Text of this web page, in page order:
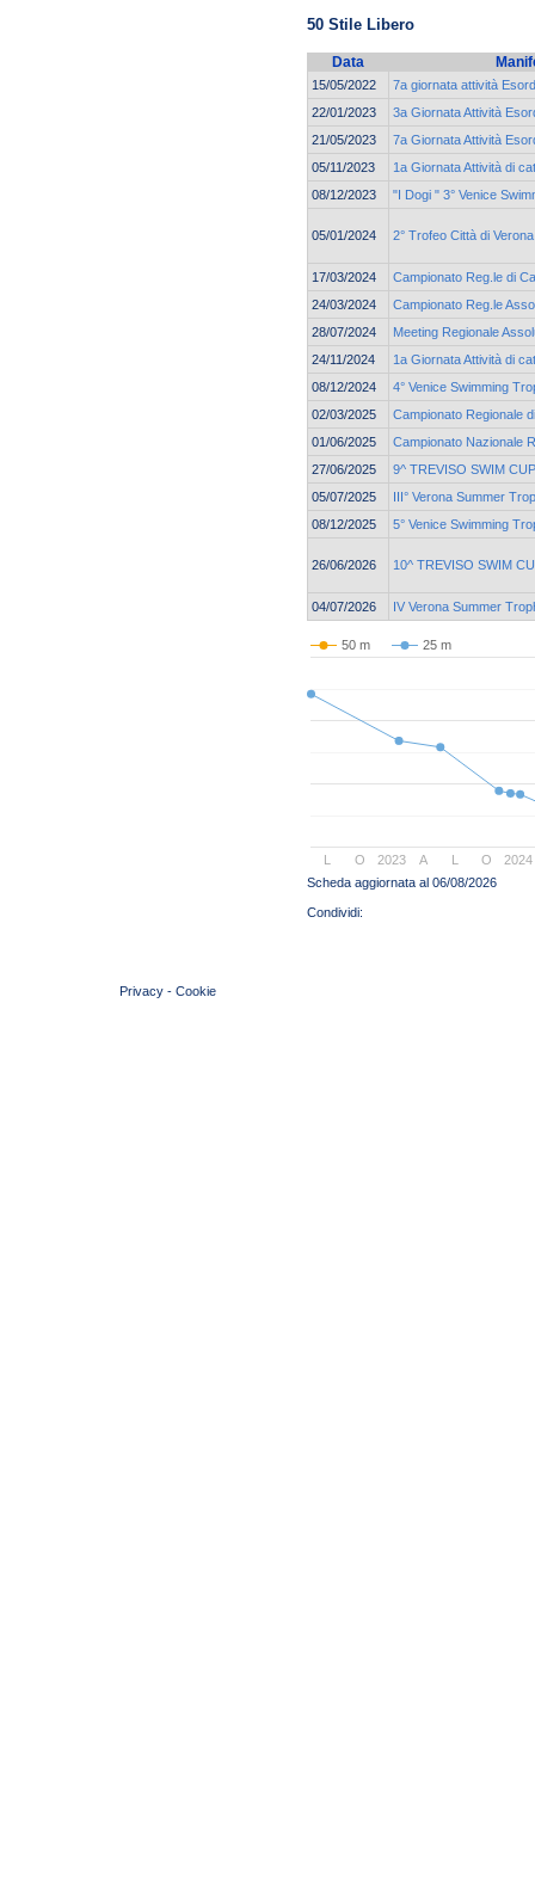
50 Stile Libero
Data
15/05/2022
7a giornata attività
22/01/2023
3a Giornata Attività
21/05/2023
7a Giornata Attività
05/11/2023
1a Giornata Attività di
08/12/2023
"I Dogi " 3° Venice
05/01/2024 2° Trofeo Città di
17/03/2024
Campionato Reg.le di
24/03/2024
Campionato Reg.le
28/07/2024
Meeting Regionale
24/11/2024
1a Giornata Attività di
08/12/2024
4° Venice Swimming
02/03/2025
Campionato Regionale
01/06/2025
Campionato Nazionale
27/06/2025
9^ TREVISO SWIM CUP
05/07/2025
III° Verona Summer
08/12/2025
5° Venice Swimming
26/06/2026 10^ TREVISO SWIM
04/07/2026 IV Verona Summer
50 m 25 m
2023 2024
O A O
Scheda aggiornata al 06/08/2026
Privacy - Cookie